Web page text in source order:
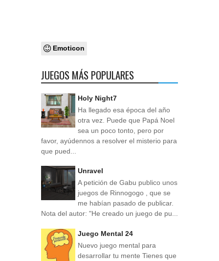
Emoticon
JUEGOS MÁS POPULARES
Holy Night7
Ha llegado esa época del año
otra vez. Puede que Papá Noel
sea un poco tonto, pero por
favor, ayúdennos a resolver el misterio para
que pued...
Unravel
A petición de Gabu publico unos
juegos de Rinnogogo , que se
me habían pasado de publicar.
Nota del autor: "He creado un juego de pu...
Juego Mental 24
Nuevo juego mental para
desarrollar tu mente Tienes que